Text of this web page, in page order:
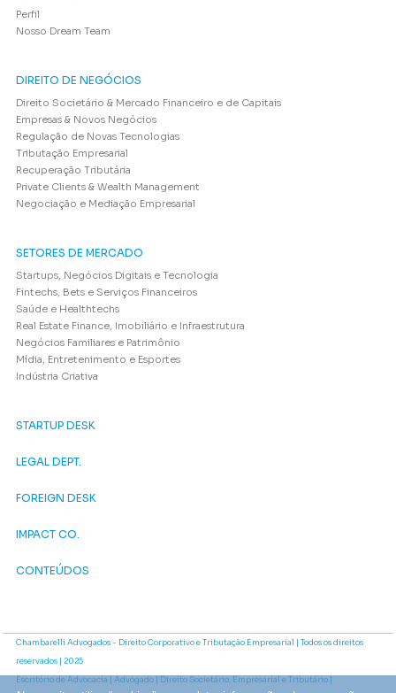
Perfil
Nosso Dream Team
DIREITO DE NEGÓCIOS
Direito Societário & Mercado Financeiro e de Capitais
Empresas & Novos Negócios
Regulação de Novas Tecnologias
Tributação Empresarial
Recuperação Tributária
Private Clients & Wealth Management
Negociação e Mediação Empresarial
SETORES DE MERCADO
Startups, Negócios Digitais e Tecnologia
Fintechs, Bets e Serviços Financeiros
Saúde e Healthtechs
Real Estate Finance, Imobiliário e Infraestrutura
Negócios Familiares e Patrimônio
Mídia, Entretenimento e Esportes
Indústria Criativa
STARTUP DESK
LEGAL DEPT.
FOREIGN DESK
IMPACT CO.
CONTEÚDOS
Chambarelli Advogados - Direito Corporativo e Tributação Empresarial | Todos os direitos
reservados | 2025
Escritório de Advocacia | Advogado | Direito Societário, Empresarial e Tributário |